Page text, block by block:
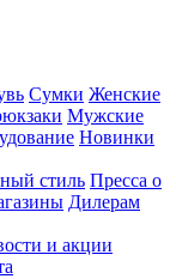
Сумки Женские
Мужские
Новинки
стиль Пресса о
Дилерам
и акции